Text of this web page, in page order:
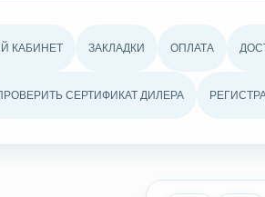
КАБИНЕТ ЗАКЛАДКИ ОПЛАТА
СЕРТИФИКАТ ДИЛЕРА